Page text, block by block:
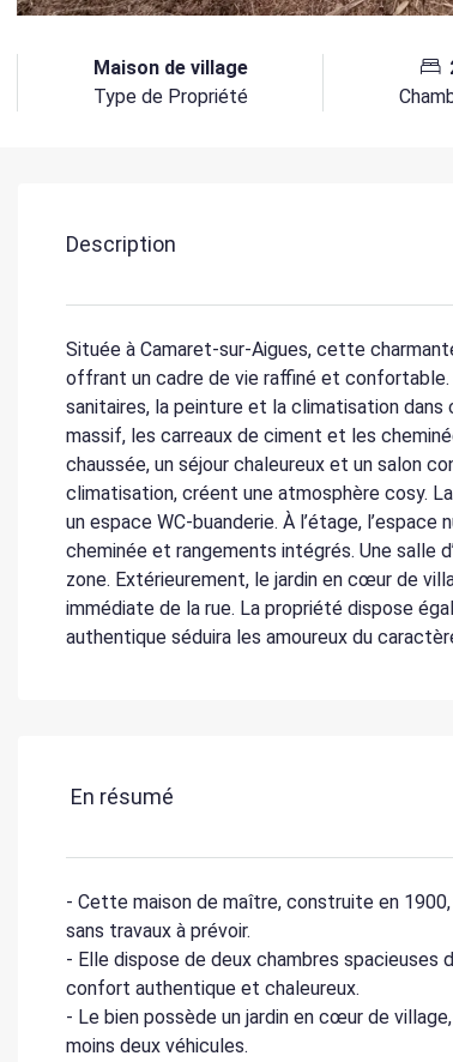
Maison de village
Type de Propriété
Description
Située à Camaret-sur-Aigues, cette
offrant un cadre de vie raffiné et confortable.
sanitaires, la peinture et la climatisation dans
massif, les carreaux de ciment et les
chaussée, un séjour chaleureux et un salon
climatisation, créent une atmosphère cosy.
un espace WC-buanderie. À l’étage,
cheminée et rangements intégrés. Une salle
zone. Extérieurement, le jardin en cœur de
immédiate de la rue. La propriété dispose
authentique séduira les amoureux du
En résumé
- Cette maison de maître, construite en
sans travaux à prévoir.
- Elle dispose de deux chambres spacieuses
confort authentique et chaleureux.
- Le bien possède un jardin en cœur de
moins deux véhicules.